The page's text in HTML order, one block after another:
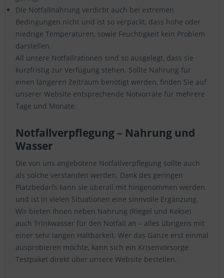
Die Notfallnahrung verdirbt auch bei extremen
Bedingungen nicht und ist so verpackt, dass hohe oder
niedrige Temperaturen, sowie Feuchtigkeit kein Problem
darstellen.
All unsere Notfallrationen sind so ausgelegt, dass sie
kurzfristig zur Verfügung stehen. Sollte Nahrung für
einen längeren Zeitraum benötigt werden, finden Sie auf
unserer Website entsprechende Notvorräte für mehrere
Tage und Monate.
Notfallverpflegung – Nahrung und
Wasser
Die von uns angebotene Notfallverpflegung sollte auch
als solche verstanden werden. Dank des geringen
Platzbedarfs kann sie überall mit hingenommen werden
und ist in vielen Situationen eine sinnvolle Ergänzung.
Wir bieten Ihnen neben Nahrung (Riegel und Kekse)
auch Trinkwasser für den Notfall an – alles übrigens mit
einer sehr langen Haltbarkeit. Wer das Ganze erst einmal
ausprobieren möchte, kann sich ein Krisenvorsorge
Testpaket direkt über unsere Website bestellen.